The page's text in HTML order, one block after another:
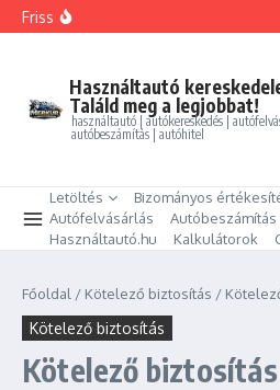
Ugrás a tartalomhoz
Friss
BMW 325i xDrive Coupe
PEUGEOT PARTNER Tepee 1.6
Használtautó
Találd meg a legjobbat!
használtautó | autókereskedés |
autóbeszámítás | autóhitel
Letöltés
Bizományos
Autófelvásárlás
Autóbeszámítás
Használtautó.hu
Kalkulátorok
Főoldal / Kötelező biztosítás /
Kötelező biztosítás
Kötelező biztosítás